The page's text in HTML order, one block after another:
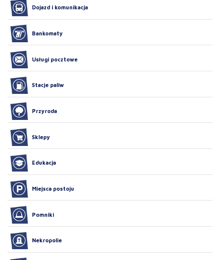
Dojazd i komunikacja
Bankomaty
Usługi pocztowe
Stacje paliw
Przyroda
Sklepy
Edukacja
Miejsca postoju
Pomniki
Nekropolie